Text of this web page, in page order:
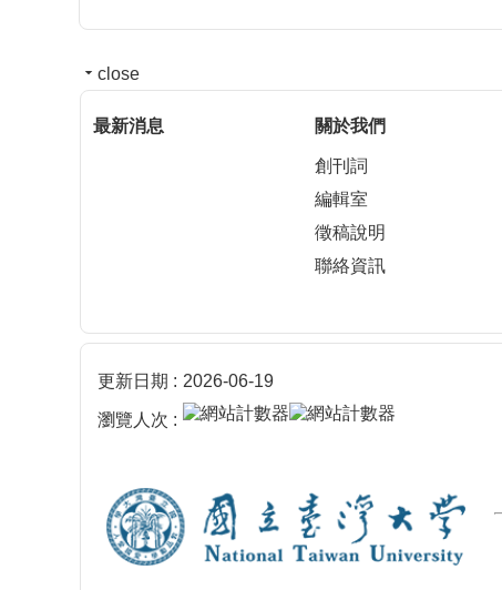
close
最新消息 關於我們
創刊詞
編輯室
徵稿說明
聯絡資訊
更新日期 2026-06-19
瀏覽人次